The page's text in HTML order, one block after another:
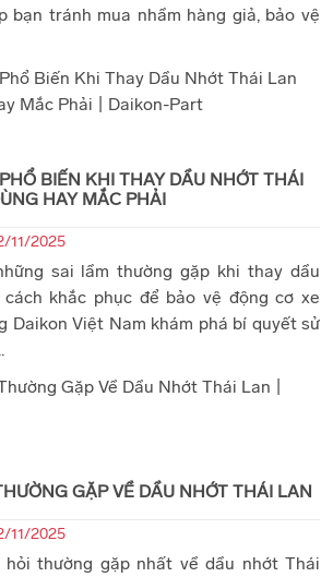
bạn tránh mua nhầm hàng giả, bảo vệ
BIẾN KHI THAY DẦU NHỚT THÁI
HAY MẮC PHẢI
11/2025
sai lầm thường gặp khi thay dầu
khắc phục để bảo vệ động cơ xe
Daikon Việt Nam khám phá bí quyết sử
GẶP VỀ DẦU NHỚT THÁI LAN
11/2025
hỏi thường gặp nhất về dầu nhớt Thái